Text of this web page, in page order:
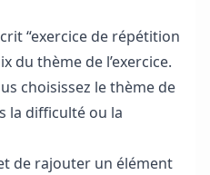
“exercice de répétition
du thème de l’exercice.
choisissez le thème de
la difficulté ou la
de rajouter un élément